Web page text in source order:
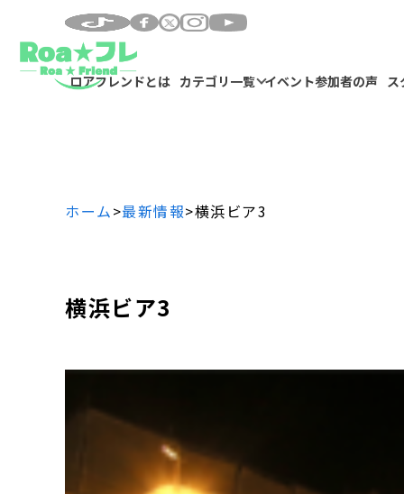
ロアフレンドとは カテゴリ一覧 イベント参加者の声
ホーム>最新情報>横浜ビア3
横浜ビア3